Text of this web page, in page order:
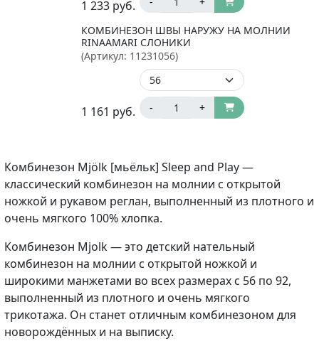
1 233 руб.
КОМБИНЕЗОН ШВЫ НАРУЖУ НА МОЛНИИ
RINAAMARI СЛОНИКИ
(Артикул: 11231056)
1 161 руб. - +
Комбинезон Mjölk [мьёльк] Sleep and Play —
классический комбинезон на молнии с открытой
ножкой и рукавом реглан, выполненный из плотного и
очень мягкого 100% хлопка.
Комбинезон Mjolk — это детский нательный
комбинезон на молнии с открытой ножкой и
широкими манжетами во всех размерах с 56 по 92,
выполненный из плотного и очень мягкого
трикотажа. Он станет отличным комбинезоном для
новорождённых и на выписку.